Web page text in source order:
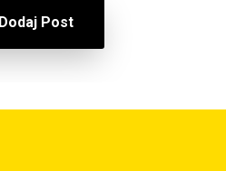
Dodaj Post